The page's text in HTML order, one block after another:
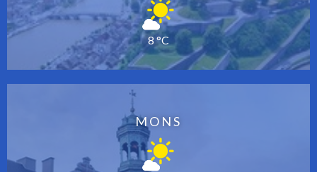
8 °C
MONS